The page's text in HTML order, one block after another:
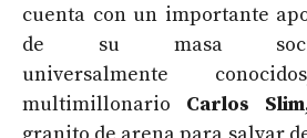
cuenta con un importante
de su masa
universalmente
multimillonario Carlos